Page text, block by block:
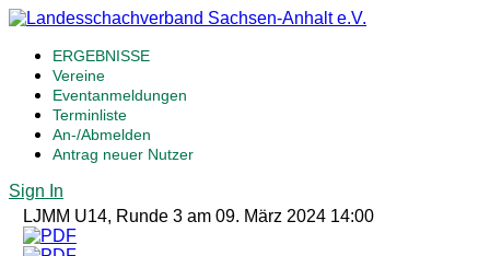
ERGEBNISSE
Vereine
Eventanmeldungen
Terminliste
An-/Abmelden
Antrag neuer Nutzer
Sign In
LJMM U14, Runde 3 am 09. März 2024 14:00